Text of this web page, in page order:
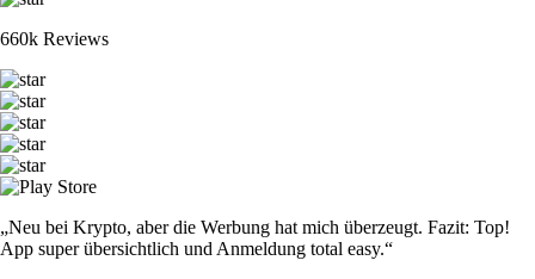
660k Reviews
„Neu bei Krypto, aber die Werbung hat mich überzeugt. Fazit: Top!
App super übersichtlich und Anmeldung total easy.“